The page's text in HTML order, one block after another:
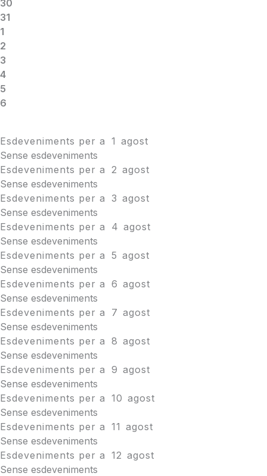
30
31
1
2
3
4
5
6
Esdeveniments per a 1 agost
Sense esdeveniments
Esdeveniments per a
2 agost
Sense esdeveniments
Esdeveniments per a 3 agost
Sense esdeveniments
Esdeveniments per a
4 agost
Sense esdeveniments
Esdeveniments per a 5 agost
Sense esdeveniments
Esdeveniments per a 6 agost
Sense esdeveniments
Esdeveniments per a
7 agost
Sense esdeveniments
Esdeveniments per a 8 agost
Sense esdeveniments
Esdeveniments per a 9 agost
Sense esdeveniments
Esdeveniments per a 10 agost
Sense esdeveniments
Esdeveniments per a 11 agost
Sense esdeveniments
Esdeveniments per a 12 agost
Sense esdeveniments